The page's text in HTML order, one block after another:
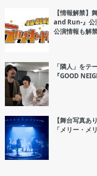
【情報解禁
and Run-』公
公演情報も解
「隣人」をテ
『GOOD
【舞台写真
「メリー・メ